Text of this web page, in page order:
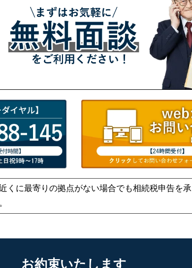
くに最寄りの拠点がない場合でも相続税申告を
お約束いたします